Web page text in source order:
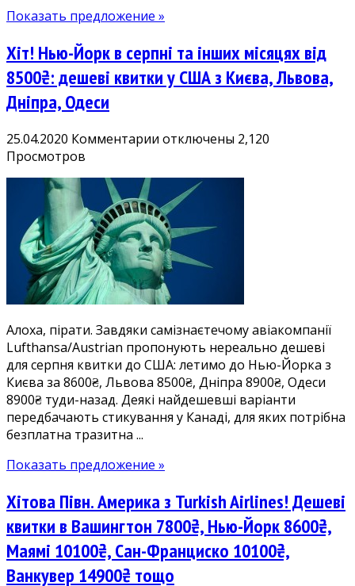
Показать предложение »
Хіт! Нью-Йорк в серпні та інших місяцях від
8500₴: дешеві квитки у США з Києва, Львова,
Дніпра, Одеси
25.04.2020 Комментарии к
Нью-
Йорк
в
серпні
та
інших
місяцях
8500₴:
дешеві
квитки
у
США
з
Дніпра,
отключены 2,120
Просмотров
Алоха, пірати. Завдяки самізнаєтечому авіакомпанії
Lufthansa/Austrian пропонують нереально дешеві
для серпня квитки до США: летимо до Нью-Йорка з
Києва за 8600₴, Львова 8500₴, Дніпра 8900₴, Одеси
8900₴ туди-назад. Деякі найдешевші варіанти
передбачають стикування у Канаді, для яких потрібна
безплатна тразитна ...
Показать предложение »
Хітова Півн. Америка з Turkish Airlines! Дешеві
квитки в Вашингтон 7800₴, Нью-Йорк 8600₴,
Маямі 10100₴, Сан-Франциско 10100₴,
Ванкувер 14900₴ тощо